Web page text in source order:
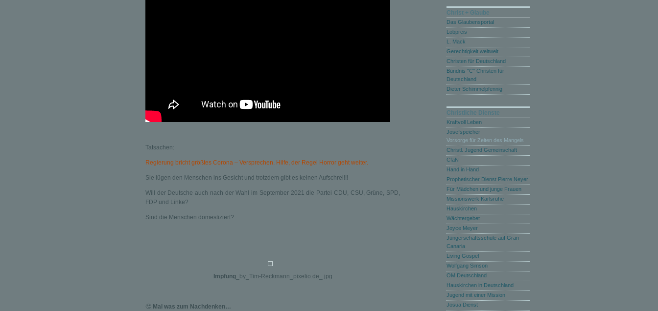
Tatsachen:
Regierung bricht größtes Corona – Versprechen. Hilfe, der Regel Horror geht weiter.
Sie lügen den Menschen ins Gesicht und trotzdem gibt es keinen Aufschrei!!!
Will der Deutsche auch nach der Wahl im September 2021 die Partei CDU, CSU, Grüne, SPD,
FDP und Linke?
Sind die Menschen domestiziert?
Impfung_by_Tim-Reckmann_pixelio.de_.jpg
🤔 Mal was zum Nachdenken…
Christ + Glaube
Das Glaubensportal
Lobpreis
L. Mack
Gerechtigkeit weltweit
Christen für Deutschland
Bündnis "C" Christen für
Deutschland
Dieter Schimmelpfennig
Christliche Dienste
Kraftvoll Leben
Josefspeicher
Vorsorge für Zeiten des Mangels
Christl. Jugend Gemeinschaft
CfaN
Hand in Hand
Prophetischer Dienst Pierre Neyer
Für Mädchen und junge Frauen
Missionswerk Karlsruhe
Hauskirchen
Wächtergebet
Joyce Meyer
Jüngerschaftsschule auf Gran
Canaria
Living Gospel
Wolfgang Simson
OM Deutschland
Hauskirchen in Deutschland
Jugend mit einer Mission
Josua Dienst